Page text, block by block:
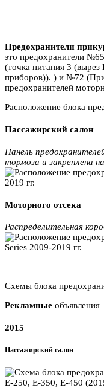
Предохранители
это предохранители
(точка питания 3
приборов)). ) и №72
предохранителей
Расположение блока
Пассажирский салон
Панель
тормоза и закреплена
Моторного отсека
Распределительная
Схемы блока
Рекламные объявления
2015
Пассажирский салон